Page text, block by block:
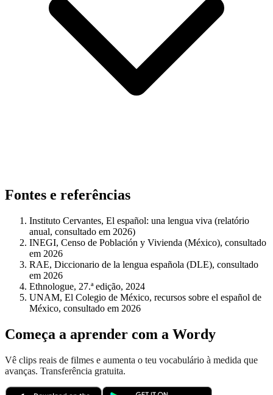
Fontes e referências
Instituto Cervantes, El español: una lengua viva (relatório
anual, consultado em 2026)
INEGI, Censo de Población y Vivienda (México), consultado
em 2026
RAE, Diccionario de la lengua española (DLE), consultado
em 2026
Ethnologue, 27.ª edição, 2024
UNAM, El Colegio de México, recursos sobre el español de
México, consultado em 2026
Começa a aprender com a Wordy
Vê clips reais de filmes e aumenta o teu vocabulário à medida que
avanças. Transferência gratuita.